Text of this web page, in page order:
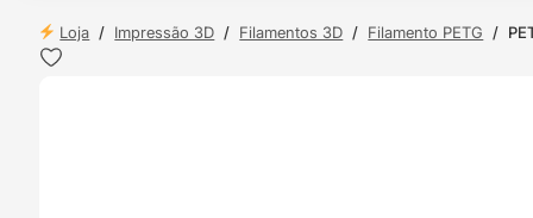
Loja / Impressão 3D / Filamentos 3D / Filamento PETG /